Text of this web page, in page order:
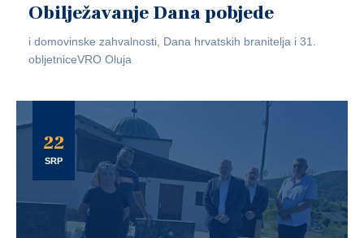
Obilježavanje Dana pobjede
i domovinske zahvalnosti, Dana hrvatskih branitelja i 31.
obljetniceVRO Oluja
22
SRP